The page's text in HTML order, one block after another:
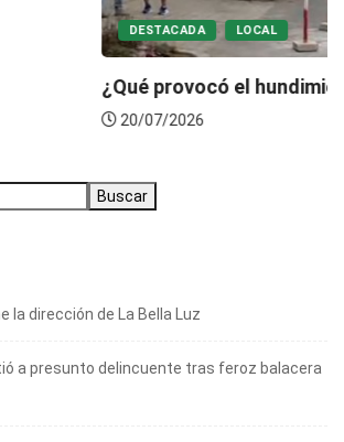
hundimiento en la av....
Buscar
la dirección de La Bella Luz
a presunto delincuente tras feroz balacera